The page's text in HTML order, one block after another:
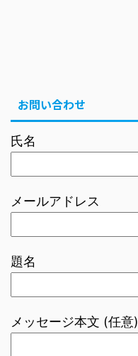
お問い合わせ
氏名
メールアドレス
題名
メッセージ本文 (任意)